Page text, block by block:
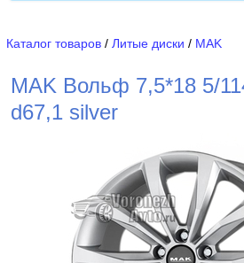
Каталог товаров / Литые диски / MAK
MAK Вольф 7,5*18 5/
d67,1 silver